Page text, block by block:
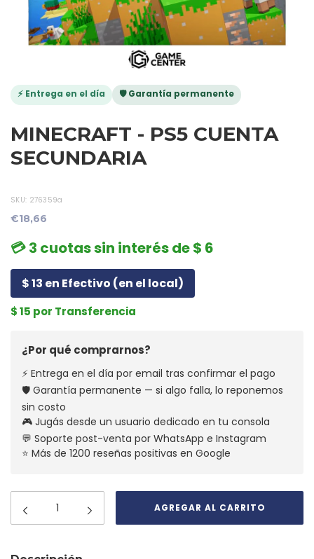
⚡ Entrega en el día 🛡️ Garantía permanente
MINECRAFT - PS5 CUENTA
SECUNDARIA
SKU: 276359a
€18,66
💳 3 cuotas sin interés de $ 6
$ 13 en Efectivo (en el local)
$ 15 por Transferencia
¿Por qué comprarnos?
⚡ Entrega en el día por email tras confirmar el pago
🛡️ Garantía permanente — si algo falla, lo reponemos
sin costo
🎮 Jugás desde un usuario dedicado en tu consola
💬 Soporte post-venta por WhatsApp e Instagram
⭐ Más de 1200 reseñas positivas en Google